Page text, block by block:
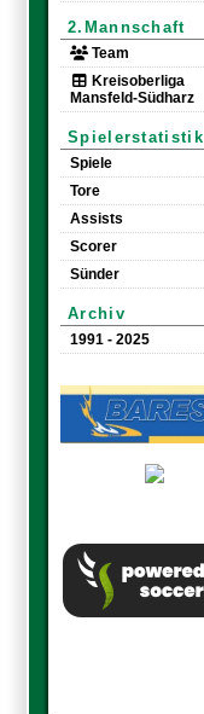
2.Mannschaft
Team
Kreisoberliga
Mansfeld-Südharz
Spielerstatistik
Spiele
Tore
Assists
Scorer
Sünder
Archiv
1991 - 2025